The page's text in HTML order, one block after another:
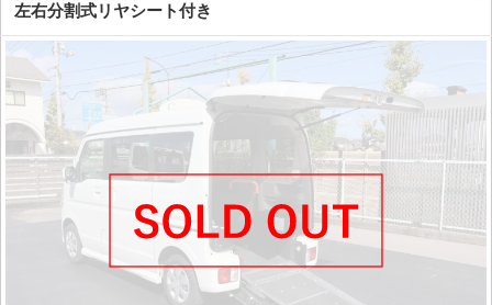
左右分割式リヤシート付き